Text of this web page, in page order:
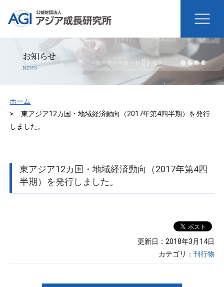
お知らせ
NEWS
ホーム
東アジア12カ国・地域経済動向（2017年第4四半期）を発行
しました。
東アジア12カ国・地域経済動向（2017年第4四
半期）を発行しました。
更新日：2018年3月14日
カテゴリ： 刊行物